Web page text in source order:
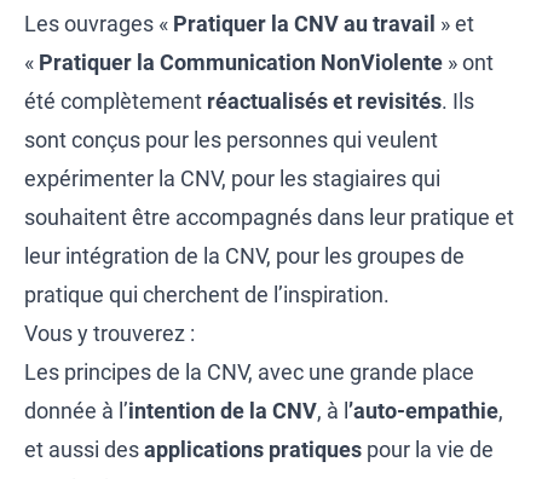
Les ouvrages « Pratiquer la CNV au travail » et
« Pratiquer la Communication NonViolente » ont
été complètement réactualisés et revisités. Ils
sont conçus pour les personnes qui veulent
expérimenter la CNV, pour les stagiaires qui
souhaitent être accompagnés dans leur pratique et
leur intégration de la CNV, pour les groupes de
pratique qui cherchent de l’inspiration.
Vous y trouverez :
Les principes de la CNV, avec une grande place
donnée à l’intention de la CNV, à l ’auto-empathie,
et aussi desapplications pratiques pour la vie de